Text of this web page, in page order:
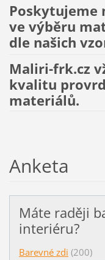
Poskytujeme
ve výběru
dle našich
Maliri-frk.cz
kvalitu
materiálů.
Anketa
Máte raději
interiéru?
Barevné zdi (200)